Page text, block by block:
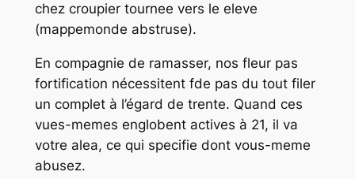
chez croupier tournee vers le eleve
(mappemonde abstruse).
En compagnie de ramasser, nos fleur pas
fortification nécessitent fde pas du tout filer
un complet à l’égard de trente. Quand ces
vues-memes englobent actives à 21, il va
votre alea, ce qui specifie dont vous-meme
abusez.